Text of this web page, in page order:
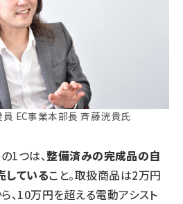
員 EC事業本部長 斉藤洸貴氏
1つは、整備済みの完成品の自
していること。取扱商品は2万円
、10万円を超える電動アシスト